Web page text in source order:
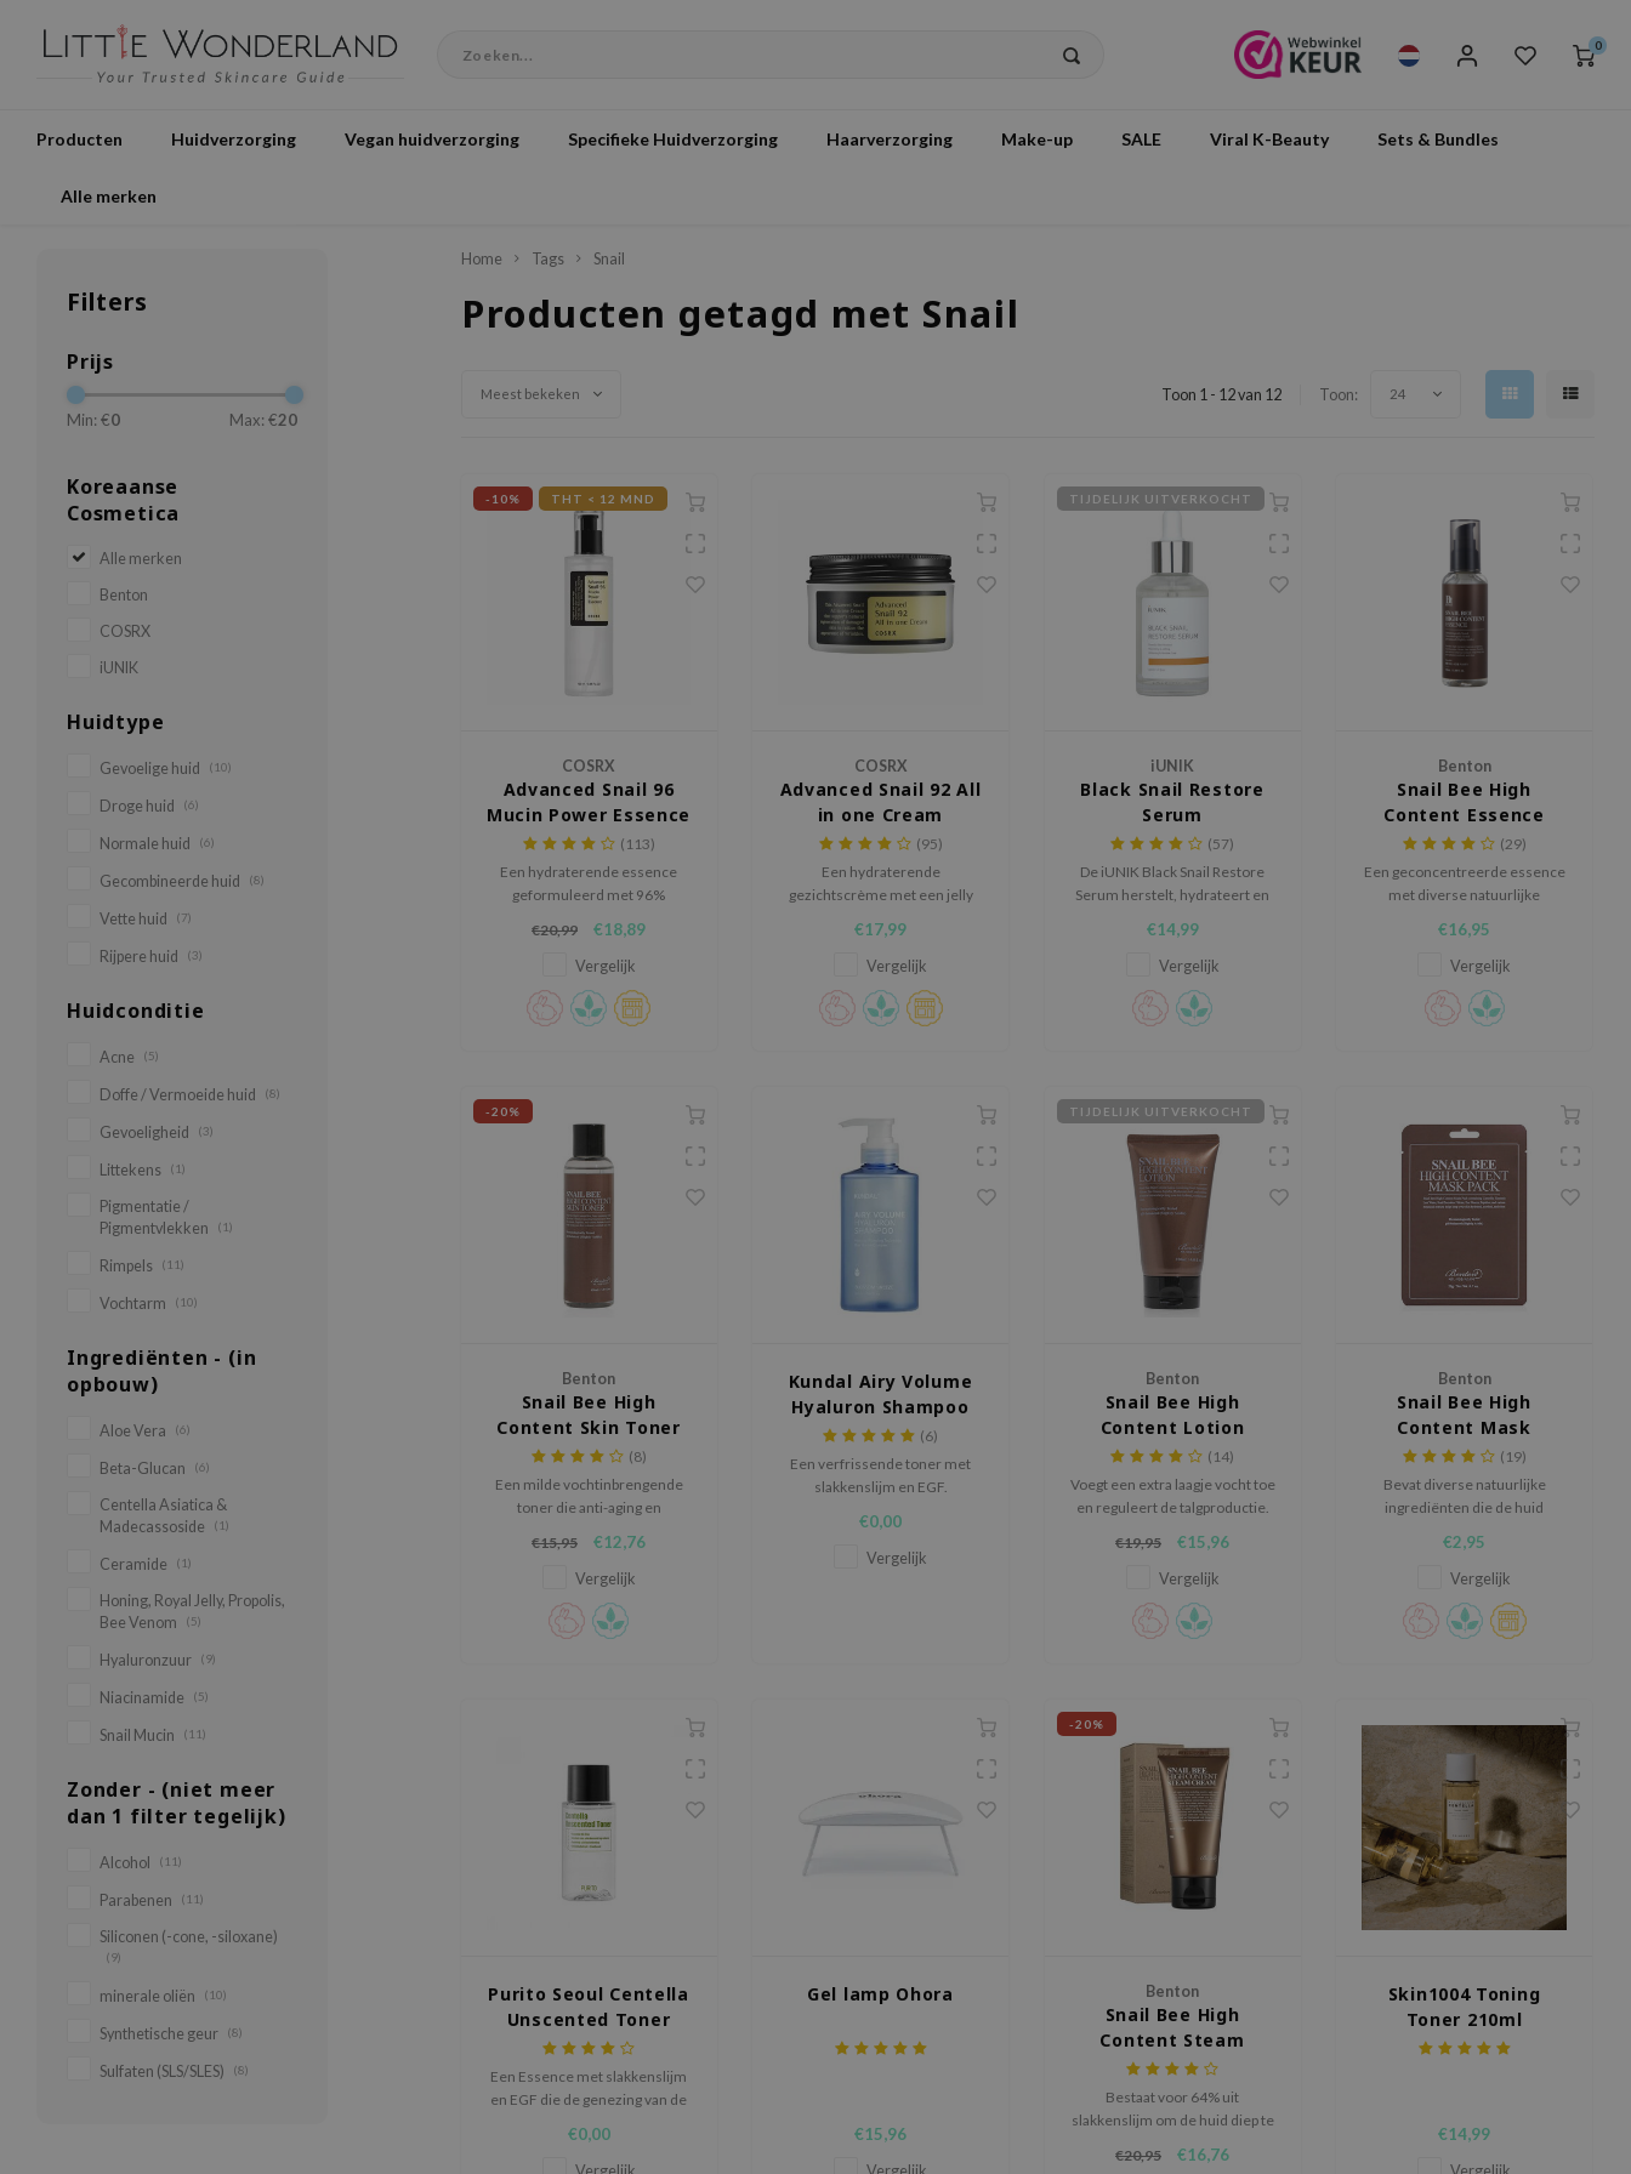
0
Producten Huidverzorging Vegan huidverzorging Specifieke Huidverzorging Haarverzorging Make-up SALE Viral K-Beauty Sets & Bundles
Alle merken
Filters
Prijs
Min: €0 Max: €20
Koreaanse
Cosmetica
Alle merken
Benton
COSRX
iUNIK
Huidtype
Gevoelige huid (10)
Droge huid (6)
Normale huid (6)
Gecombineerde huid (8)
Vette huid (7)
Rijpere huid (3)
Huidconditie
Acne (5)
Doffe / Vermoeide huid (8)
Gevoeligheid (3)
Littekens (1)
Pigmentatie /
Pigmentvlekken
(1)
Rimpels (11)
Vochtarm (10)
Ingrediënten - (in
opbouw)
Aloe Vera (6)
Beta-Glucan (6)
Centella Asiatica &
Madecassoside
(1)
Ceramide (1)
Honing, Royal Jelly, Propolis,
Bee Venom
(5)
Hyaluronzuur (9)
Niacinamide (5)
Snail Mucin (11)
Zonder - (niet meer
dan 1 filter tegelijk)
Alcohol (11)
Parabenen (11)
Siliconen (-cone, -siloxane)
(9)
minerale oliën (10)
Synthetische geur (8)
Sulfaten (SLS/SLES) (8)
Home Tags Snail
Producten getagd met Snail
Meest bekeken Toon 1 - 12 van 12 Toon: 24
-10% THT < 12 MND
COSRX
Advanced Snail 96
Mucin Power Essence
(113)
Een hydraterende essence
geformuleerd met 96%
€20,99 €18,89
Vergelijk
COSRX
Advanced Snail 92 All
in one Cream
(95)
Een hydraterende
gezichtscrème met een jelly
€17,99
Vergelijk
TIJDELIJK UITVERKOCHT
iUNIK
Black Snail Restore
Serum
(57)
De iUNIK Black Snail Restore
Serum herstelt, hydrateert en
natuurlijke superfoods en 70%
zwarte slakkenslijm.
€14,99
Vergelijk
Benton
Snail Bee High
Content Essence
(29)
Een geconcentreerde essence
met diverse natuurlijke
€16,95
Vergelijk
-20%
Benton
Snail Bee High
Content Skin Toner
(8)
Een milde vochtinbrengende
toner die anti-aging en
ingrediënten bevat.
€15,95 €12,76
Vergelijk
Kundal Airy Volume
Hyaluron Shampoo
Blossom Breeze​
(50ml)
(6)
Een verfrissende toner met
slakkenslijm en EGF.
€0,00
Vergelijk
TIJDELIJK UITVERKOCHT
Benton
Snail Bee High
Content Lotion
(14)
Voegt een extra laagje vocht toe
en reguleert de talgproductie.
€19,95
€15,96
Vergelijk
Benton
Snail Bee High
Content Mask
(19)
Bevat diverse natuurlijke
ingrediënten die de huid
tegengaan.
€2,95
Vergelijk
Purito Seoul Centella
Unscented Toner
(30ml)
Een Essence met slakkenslijm
en EGF die de genezing van de
versnelt.
€0,00
Gel lamp Ohora
€15,96
-20%
Benton
Snail Bee High
Content Steam
Cream
Bestaat voor 64% uit
slakkenslijm om de huid diep te
€20,95 €16,76
Skin1004 Toning
Toner 210ml
€14,99